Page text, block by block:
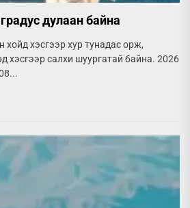
дулаан байна
хойд хэсгээр хур тунадас орж,
хэсгээр салхи шуургатай байна. 2026